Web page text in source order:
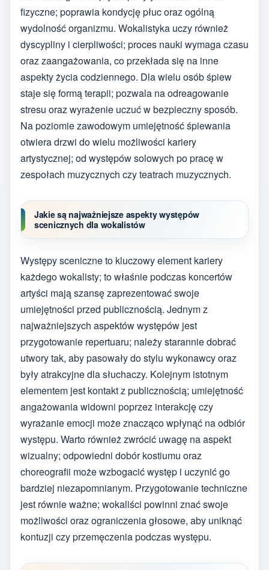
fizyczne; poprawia kondycję płuc oraz ogólną
wydolność organizmu. Wokalistyka uczy również
dyscypliny i cierpliwości; proces nauki wymaga czasu
oraz zaangażowania, co przekłada się na inne
aspekty życia codziennego. Dla wielu osób śpiew
staje się formą terapii; pozwala na odreagowanie
stresu oraz wyrażenie uczuć w bezpieczny sposób.
Na poziomie zawodowym umiejętność śpiewania
otwiera drzwi do wielu możliwości kariery
artystycznej; od występów solowych po pracę w
zespołach muzycznych czy teatrach muzycznych.
Jakie są najważniejsze aspekty występów
scenicznych dla wokalistów
Występy sceniczne to kluczowy element kariery
każdego wokalisty; to właśnie podczas koncertów
artyści mają szansę zaprezentować swoje
umiejętności przed publicznością. Jednym z
najważniejszych aspektów występów jest
przygotowanie repertuaru; należy starannie dobrać
utwory tak, aby pasowały do stylu wykonawcy oraz
były atrakcyjne dla słuchaczy. Kolejnym istotnym
elementem jest kontakt z publicznością; umiejętność
angażowania widowni poprzez interakcję czy
wyrażanie emocji może znacząco wpłynąć na odbiór
występu. Warto również zwrócić uwagę na aspekt
wizualny; odpowiedni dobór kostiumu oraz
choreografii może wzbogacić występ i uczynić go
bardziej niezapomnianym. Przygotowanie techniczne
jest równie ważne; wokaliści powinni znać swoje
możliwości oraz ograniczenia głosowe, aby uniknąć
kontuzji czy przemęczenia podczas występu.